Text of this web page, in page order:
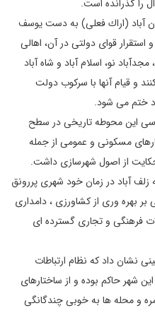
را گذرانده است.
آباد (اراك فعلی) به دست يوسف
هجری قمری و استقرار قوای دولتی در آن، اهالی
نو، اسلام آباد و شاه آباد
و قيام آنها با سركوب دولت
ختم می شود.
اين محوطه تاريخی در سطح
مسكونی و عمومی از جمله
از اصول شهرسازی داشت.
آباد در زمان خود شهری پررونق
بهره وری از كشاورزی ، دامداری
فرهنگی و تجاری گسترده ای
نشان داد كه نظام ارتباطات
شهر حاكم بوده و از ساختارهای
و محله ها به خوبی چندگانگی